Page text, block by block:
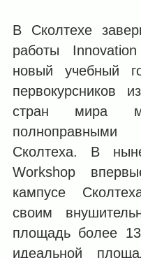
В Сколтехе
работы
новый учебный
первокурсников
стран мира
полноправными
Сколтеха. В
Workshop
кампусе
своим
площадь более
идеальной